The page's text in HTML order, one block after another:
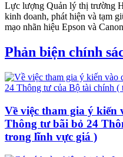
Lực lượng Quản lý thị trường
kinh doanh, phát hiện và tạm
mạo nhãn hiệu Epson và
Phản biện chính
Về việc tham gia ý kiến
Thông tư bãi bỏ 24
trong lĩnh vực giá )